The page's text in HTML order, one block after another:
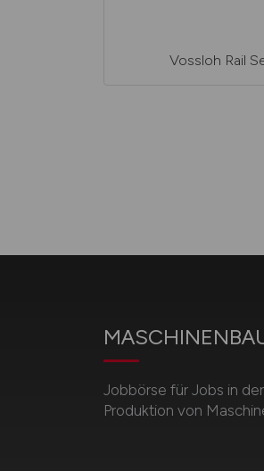
Vossloh Rail
Jobbörse für Jobs in
Produktion von